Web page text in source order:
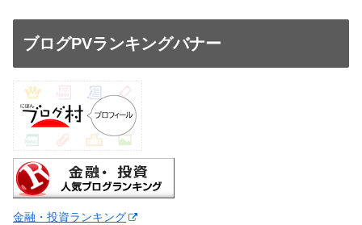
ブログPVランキングバナー
金融・投資ランキング